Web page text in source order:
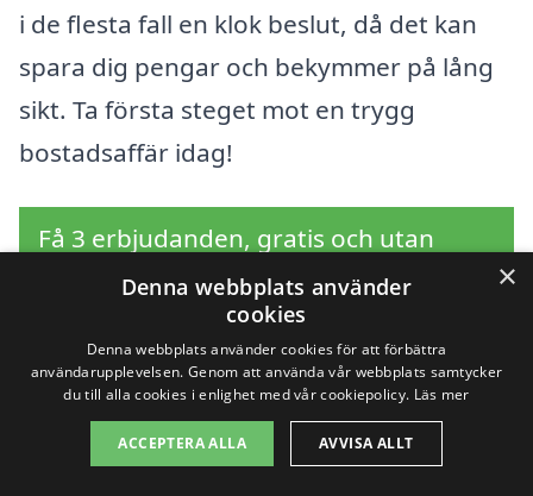
i de flesta fall en klok beslut, då det kan
spara dig pengar och bekymmer på lång
sikt. Ta första steget mot en trygg
bostadsaffär idag!
Få 3 erbjudanden, gratis och utan
förpliktelser
Sök efter en
professionell för
×
Denna webbplats använder
cookies
Denna webbplats använder cookies för att förbättra
användarupplevelsen. Genom att använda vår webbplats samtycker
du till alla cookies i enlighet med vår cookiepolicy. Läs mer
ACCEPTERA ALLA AVVISA ALLT